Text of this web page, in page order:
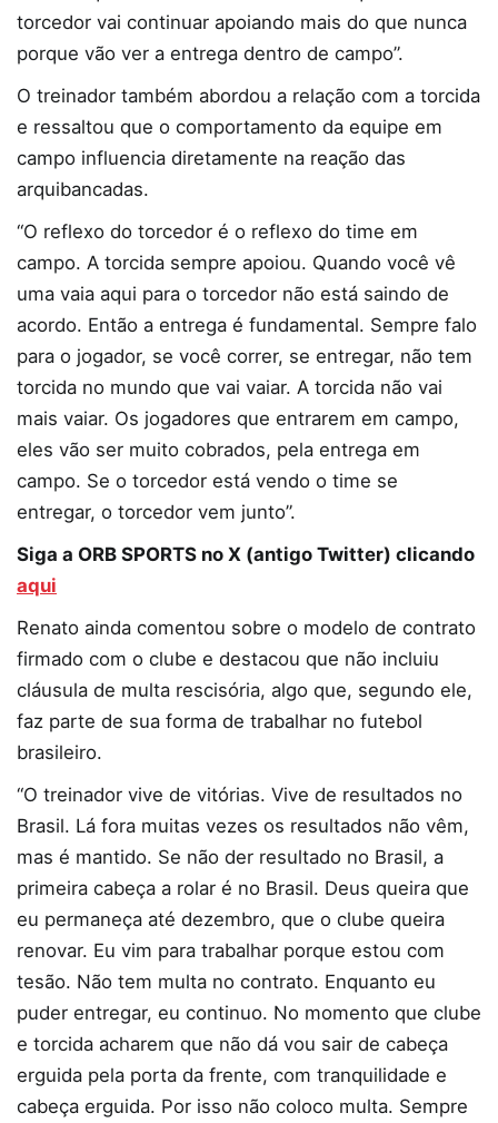
torcedor vai continuar apoiando mais do que nunca
porque vão ver a entrega dentro de campo”.
O treinador também abordou a relação com a torcida
e ressaltou que o comportamento da equipe em
campo influencia diretamente na reação das
arquibancadas.
“O reflexo do torcedor é o reflexo do time em
campo. A torcida sempre apoiou. Quando você vê
uma vaia aqui para o torcedor não está saindo de
acordo. Então a entrega é fundamental. Sempre falo
para o jogador, se você correr, se entregar, não tem
torcida no mundo que vai vaiar. A torcida não vai
mais vaiar. Os jogadores que entrarem em campo,
eles vão ser muito cobrados, pela entrega em
campo. Se o torcedor está vendo o time se
entregar, o torcedor vem junto”.
Siga a ORB SPORTS no X (antigo Twitter) clicando
aqui
Renato ainda comentou sobre o modelo de contrato
firmado com o clube e destacou que não incluiu
cláusula de multa rescisória, algo que, segundo ele,
faz parte de sua forma de trabalhar no futebol
brasileiro.
“O treinador vive de vitórias. Vive de resultados no
Brasil. Lá fora muitas vezes os resultados não vêm,
mas é mantido. Se não der resultado no Brasil, a
primeira cabeça a rolar é no Brasil. Deus queira que
eu permaneça até dezembro, que o clube queira
renovar. Eu vim para trabalhar porque estou com
tesão. Não tem multa no contrato. Enquanto eu
puder entregar, eu continuo. No momento que clube
e torcida acharem que não dá vou sair de cabeça
erguida pela porta da frente, com tranquilidade e
cabeça erguida. Por isso não coloco multa. Sempre